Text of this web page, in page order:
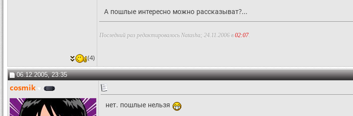
А пошлые интересно можно рассказыват?...
Последний раз редактировалось Natasha; 24.11.2006 в 02:07.
(4)
06.12.2005, 23:35
cosmik
нет. пошлые нельзя